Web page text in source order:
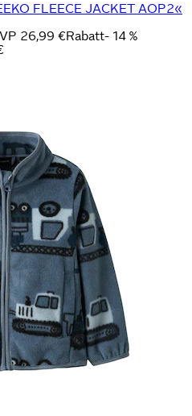
FLEECE JACKET AOP2«
26,99 €Rabatt- 14 %